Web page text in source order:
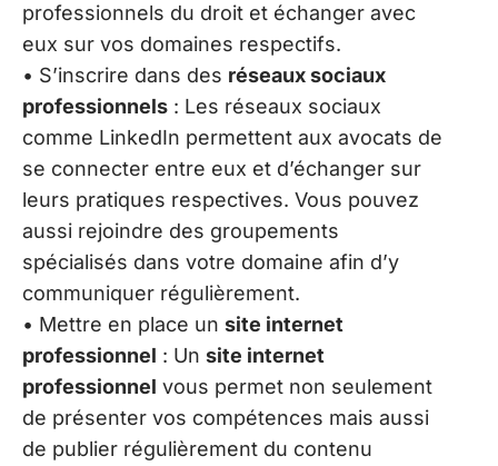
professionnels du droit et échanger avec
eux sur vos domaines respectifs.
• S’inscrire dans des réseaux sociaux
professionnels : Les réseaux sociaux
comme LinkedIn permettent aux avocats de
se connecter entre eux et d’échanger sur
leurs pratiques respectives. Vous pouvez
aussi rejoindre des groupements
spécialisés dans votre domaine afin d’y
communiquer régulièrement.
• Mettre en place un site internet
professionnel : Un site internet
professionnel vous permet non seulement
de présenter vos compétences mais aussi
de publier régulièrement du contenu